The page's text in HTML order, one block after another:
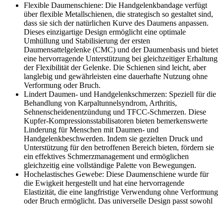
Flexible Daumenschiene: Die Handgelenkbandage verfügt
über flexible Metallschienen, die strategisch so gestaltet sind,
dass sie sich der natürlichen Kurve des Daumens anpassen.
Dieses einzigartige Design ermöglicht eine optimale
Umhüllung und Stabilisierung der ersten
Daumensattelgelenke (CMC) und der Daumenbasis und bietet
eine hervorragende Unterstützung bei gleichzeitiger Erhaltung
der Flexibilität der Gelenke. Die Schienen sind leicht, aber
langlebig und gewährleisten eine dauerhafte Nutzung ohne
Verformung oder Bruch.
Lindert Daumen- und Handgelenkschmerzen: Speziell für die
Behandlung von Karpaltunnelsyndrom, Arthritis,
Sehnenscheidenentzündung und TFCC-Schmerzen. Diese
Kupfer-Kompressionsstabilisatoren bieten bemerkenswerte
Linderung für Menschen mit Daumen- und
Handgelenkbeschwerden. Indem sie gezielten Druck und
Unterstützung für den betroffenen Bereich bieten, fördern sie
ein effektives Schmerzmanagement und ermöglichen
gleichzeitig eine vollständige Palette von Bewegungen.
Hochelastisches Gewebe: Diese Daumenschiene wurde für
die Ewigkeit hergestellt und hat eine hervorragende
Elastizität, die eine langfristige Verwendung ohne Verformung
oder Bruch ermöglicht. Das universelle Design passt sowohl